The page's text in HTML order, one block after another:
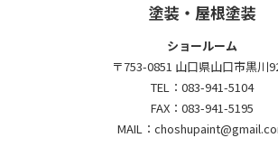
塗装・屋根塗装
ショールーム
〒753-0851 山口県山口市黒川
TEL： 083-941-5104
FAX： 083-941-5195
MAIL：